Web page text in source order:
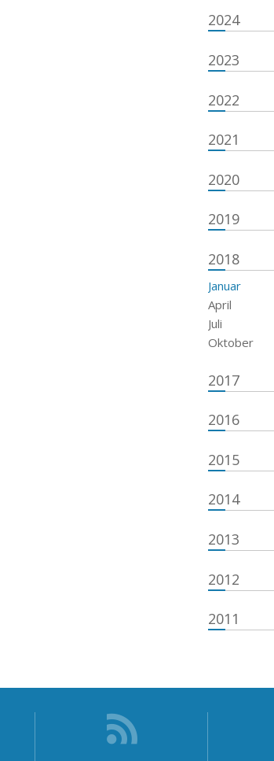
2024
2023
2022
2021
2020
2019
2018
Januar
April
Juli
Oktober
2017
2016
2015
2014
2013
2012
2011